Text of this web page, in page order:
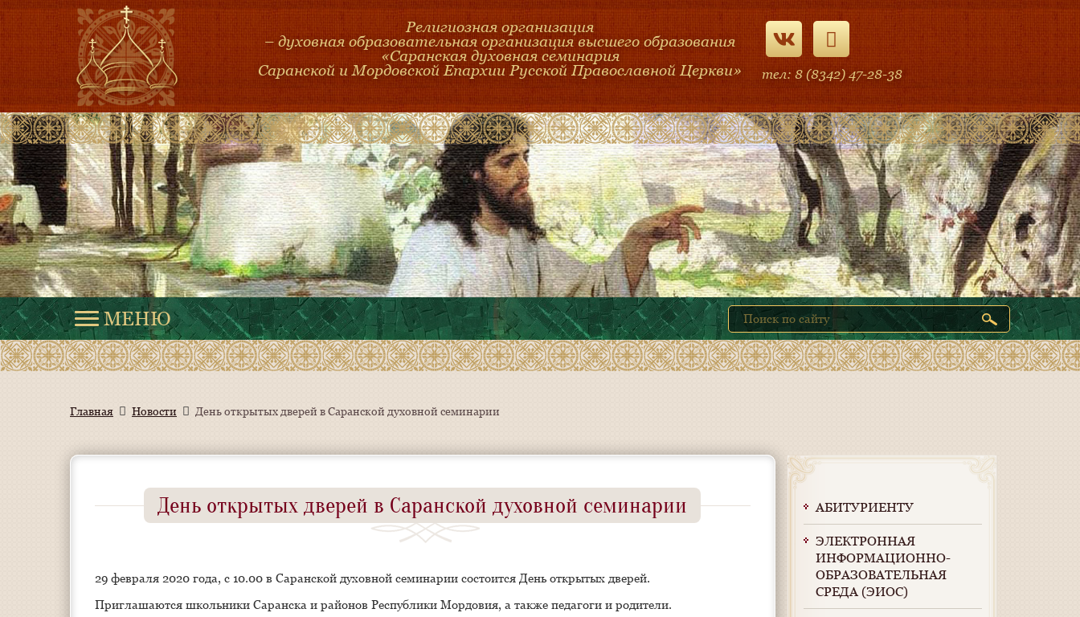
Религиозная организация
– духовная образовательная организация высшего образования
«Саранская духовная семинария
Саранской и Мордовской Епархии Русской Православной Церкви»
тел: 8 (8342) 47-28-38
МЕНЮ
Главная Новости День открытых дверей в Саранской духовной семинарии
День открытых дверей в Саранской духовной семинарии
29 февраля 2020 года, с 10.00 в Саранской духовной семинарии состоится День открытых дверей.
Приглашаются школьники Саранска и районов Республики Мордовия, а также педагоги и родители.
АБИТУРИЕНТУ
ЭЛЕКТРОННАЯ
ИНФОРМАЦИОННО-
ОБРАЗОВАТЕЛЬНАЯ
СРЕДА (ЭИОС)